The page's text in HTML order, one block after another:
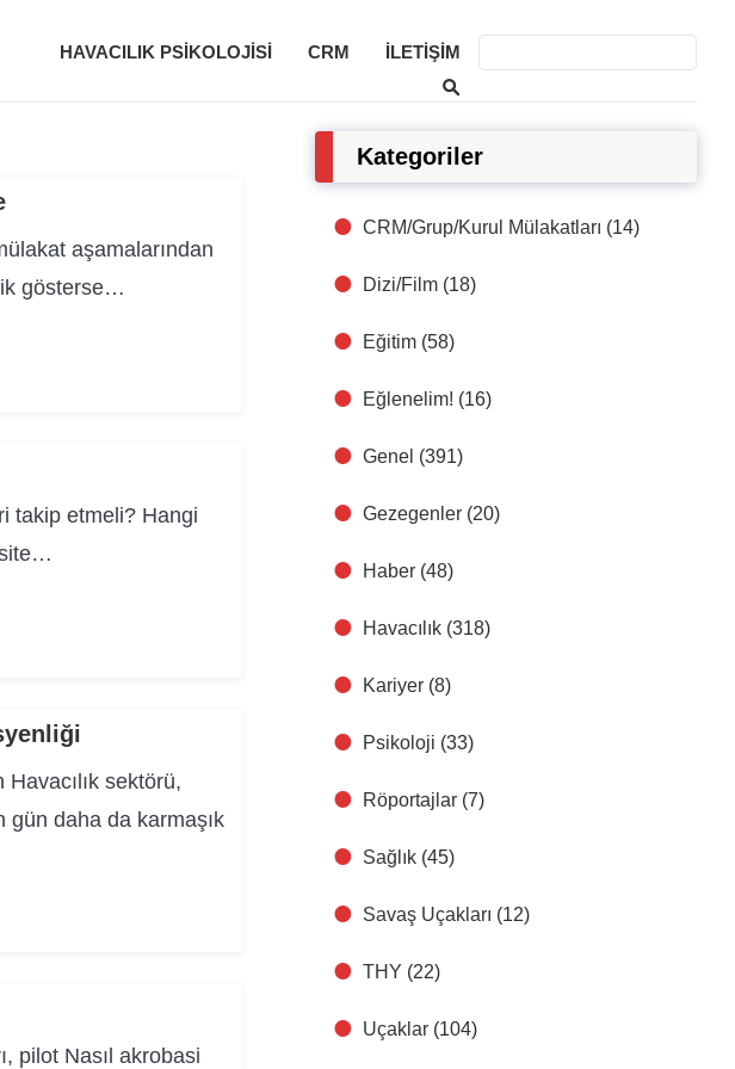
HAVACILIK PSIKOLOJISI CRM İLETIŞIM
aşamalarından
gösterse…
takip etmeli? Hangi
site…
sektörü,
daha da karmaşık
pilot Nasıl akrobasi
Kategoriler
CRM/Grup/Kurul Mülakatları (14)
Dizi/Film (18)
Eğitim (58)
Eğlenelim! (16)
Genel (391)
Gezegenler (20)
Haber (48)
Havacılık (318)
Kariyer (8)
Psikoloji (33)
Röportajlar (7)
Sağlık (45)
Savaş Uçakları (12)
THY (22)
Uçaklar (104)